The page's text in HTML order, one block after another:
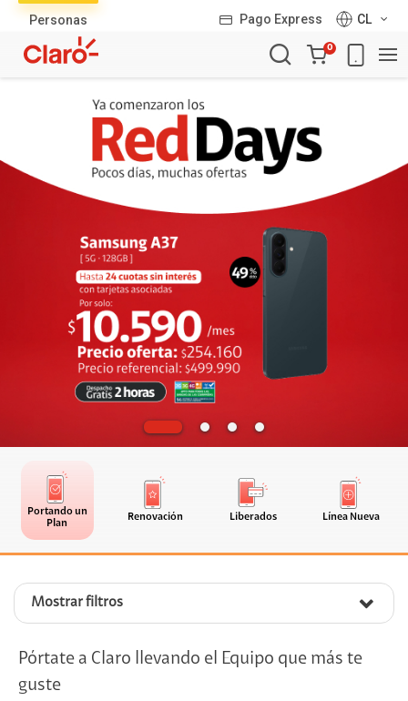
Personas Pago Express
CL
Carro
de
0
Portando un
Plan
Renovación Liberados Línea Nueva
Mostrar filtros
productos
Pórtate a Claro llevando el Equipo que más te
guste